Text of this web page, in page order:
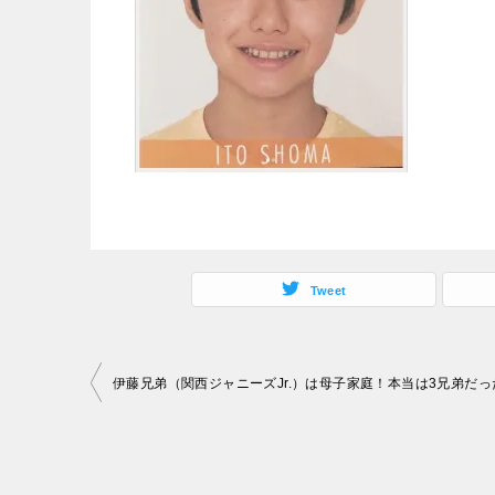
Tweet
投伊藤兄弟（関西ジャニーズJr.）は母子家庭！本当は3兄弟だっ